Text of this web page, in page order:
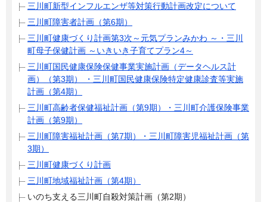
三川町新型インフルエンザ等対策行動計画改定について
三川町障害者計画（第6期）
三川町健康づくり計画第3次～元気プランみかわ ～・三川
町母子保健計画 ～いきいき子育てプラン4～
三川町国民健康保険保健事業実施計画（データヘルス計
画）（第3期） ・三川町国民健康保険特定健康診査等実施
計画（第4期）
三川町高齢者保健福祉計画（第9期）・三川町介護保険事業
計画（第9期）
三川町障害福祉計画（第7期）・三川町障害児福祉計画（第
3期）
三川町健康づくり計画
三川町地域福祉計画（第4期）
いのち支える三川町自殺対策計画（第2期）